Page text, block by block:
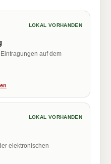
LOKAL VORHANDEN
auf dem
LOKAL VORHANDEN
elektronischen